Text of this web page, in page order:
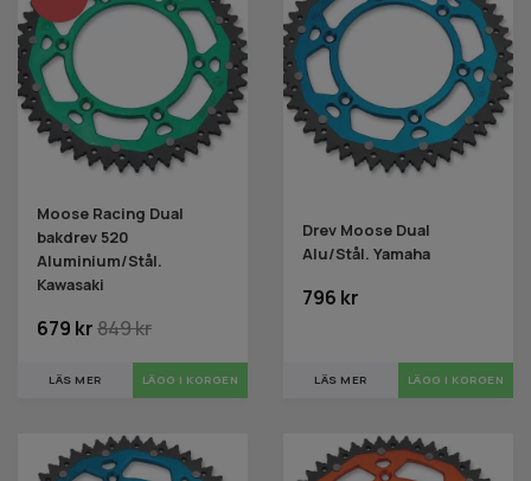
Moose Racing Dual
bakdrev 520
Aluminium/Stål.
Kawasaki
679 kr849 kr
LÄS MER LÄGG I KORGEN
Drev Moose Dual
Alu/Stål. Yamaha
796 kr
LÄS MER LÄGG I KORGEN